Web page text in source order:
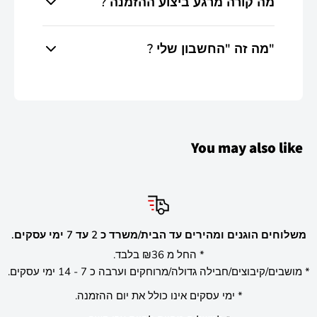
אם צוין אחרת.
עדכון נוסף על אישור התשלום ועיבוד ההזמנה.? מה זה "החשבון שלי"
You may also like
*
שירוקו המרכז לציוד פוקר
משחקים עמכם משנת 2005 מהיבואן לשולחן.